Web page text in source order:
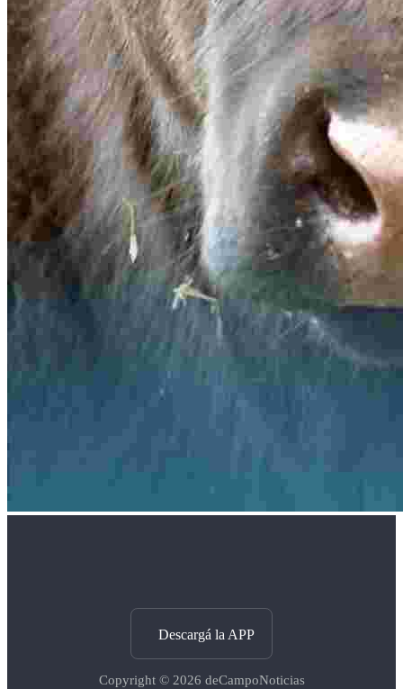
Descargá la APP
Copyright © 2026 deCampoNoticias